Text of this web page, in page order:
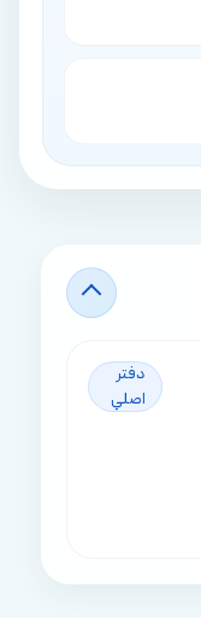
دفتر
اصلي